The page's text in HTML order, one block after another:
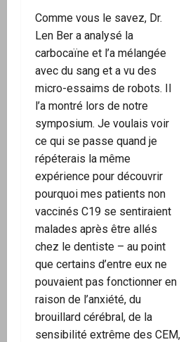
Comme vous le savez, Dr.
Len Ber a analysé la
carbocaïne et l’a mélangée
avec du sang et a vu des
micro-essaims de robots. Il
l’a montré lors de notre
symposium. Je voulais voir
ce qui se passe quand je
répéterais la même
expérience pour découvrir
pourquoi mes patients non
vaccinés C19 se sentiraient
malades après être allés
chez le dentiste – au point
que certains d’entre eux ne
pouvaient pas fonctionner en
raison de l’anxiété, du
brouillard cérébral, de la
sensibilité extrême des CEM,